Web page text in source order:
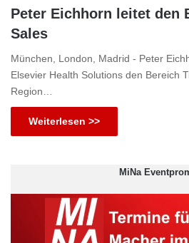
Peter Eichhorn leitet den
Sales
München, London, Madrid - Peter
Elsevier Health Solutions den Bereich
Region…
Weiterlesen >>
MiNa